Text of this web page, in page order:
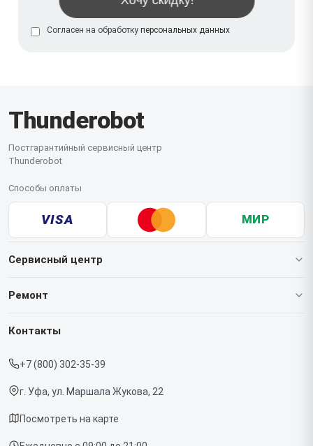
Согласен на обработку персональных данных
Thunderobot
Постгарантийный сервисный центр
Thunderobot
Способы оплаты
VISA МИР
Сервисный центр
О нашем сервисе
Срочный ремонт
Доставка и способы оплаты
Диагностика
Ремонт
Ноутбуков
Контакты
+7 (800) 302-35-39
г. Уфа, ул. Маршала Жукова, 22
Посмотреть на карте